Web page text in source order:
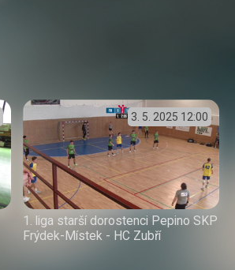
3. 5. 2025 12:00
1. liga starší dorostenci Pepino SKP
Frýdek-Místek - HC Zubří